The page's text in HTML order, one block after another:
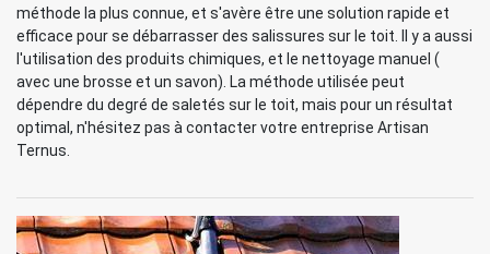
méthode la plus connue, et s'avère être une solution rapide et
efficace pour se débarrasser des salissures sur le toit. Il y a aussi
l'utilisation des produits chimiques, et le nettoyage manuel (
avec une brosse et un savon). La méthode utilisée peut
dépendre du degré de saletés sur le toit, mais pour un résultat
optimal, n'hésitez pas à contacter votre entreprise Artisan
Ternus.